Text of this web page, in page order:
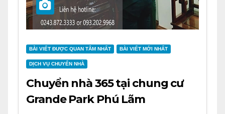
BÀI VIẾT ĐƯỢC QUAN TÂM NHẤT BÀI VIẾT MỚI NHẤT
DỊCH VỤ CHUYỂN NHÀ
Chuyển nhà 365 tại chung cư
Grande Park Phú Lãm